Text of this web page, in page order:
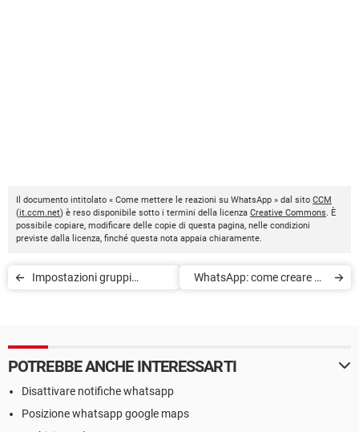
Il documento intitolato « Come mettere le reazioni su WhatsApp » dal sito CCM
(it.ccm.net) è reso disponibile sotto i termini della licenza Creative Commons. È
possibile copiare, modificare delle copie di questa pagina, nelle condizioni
previste dalla licenza, finché questa nota appaia chiaramente.
Impostazioni gruppi
amministratore
WhatsApp: come creare un
POTREBBE ANCHE INTERESSARTI
Disattivare notifiche whatsapp
Posizione whatsapp google maps